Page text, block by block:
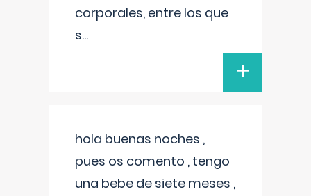
corporales, entre los que
s...
+
hola buenas noches ,
pues os comento , tengo
una bebe de siete meses ,